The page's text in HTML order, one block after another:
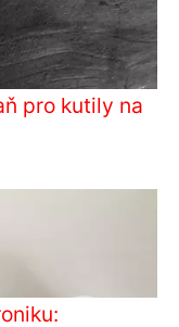
pro kutily na